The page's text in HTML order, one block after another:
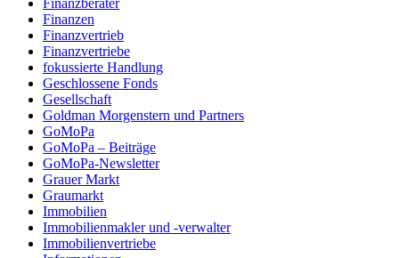
Finanzen
Finanzvertrieb
Finanzvertriebe
fokussierte Handlung
Geschlossene Fonds
Gesellschaft
Goldman Morgenstern und Partners
GoMoPa
GoMoPa – Beiträge
GoMoPa-Newsletter
Grauer Markt
Graumarkt
Immobilien
Immobilienmakler und -verwalter
Immobilienvertriebe